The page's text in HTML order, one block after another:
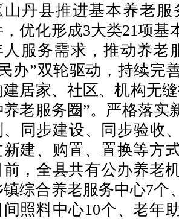
山丹县推进基本养老
，优化形成3大类21项基
人服务需求，推动养老
办”双轮驱动，持续完
建居家、社区、机构无
养老服务圈”。严格落实
、同步建设、同步验收
新建、购置、置换等方
前，全县共有公办养老
镇综合养老服务中心7个
间照料中心10个、老年